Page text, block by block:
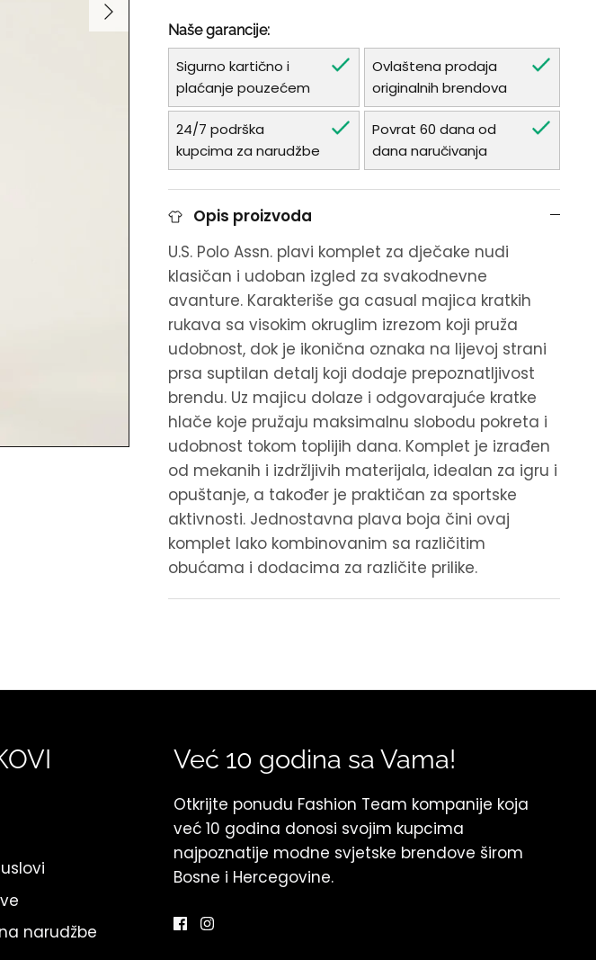
Naše garancije:
Sigurno kartično i
plaćanje pouzećem
Ovlaštena prodaja
originalnih brendova
24/7 podrška
kupcima za narudžbe
Povrat 60 dana od
dana naručivanja
Opis proizvoda
U.S. Polo Assn. plavi komplet za dječake nudi
klasičan i udoban izgled za svakodnevne
avanture. Karakteriše ga casual majica kratkih
rukava sa visokim okruglim izrezom koji pruža
udobnost, dok je ikonična oznaka na lijevoj strani
prsa suptilan detalj koji dodaje prepoznatljivost
brendu. Uz majicu dolaze i odgovarajuće kratke
hlače koje pružaju maksimalnu slobodu pokreta i
udobnost tokom toplijih dana. Komplet je izrađen
od mekanih i izdržljivih materijala, idealan za igru i
opuštanje, a također je praktičan za sportske
aktivnosti. Jednostavna plava boja čini ovaj
komplet lako kombinovanim sa različitim
obućama i dodacima za različite prilike.
narudžbe
Već 10 godina sa Vama!
Otkrijte ponudu Fashion Team kompanije koja
već 10 godina donosi svojim kupcima
najpoznatije modne svjetske brendove širom
Bosne i Hercegovine.